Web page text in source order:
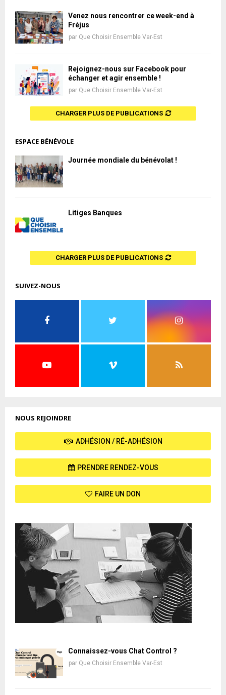
Venez nous rencontrer ce week-end à
Fréjus
par Que Choisir Ensemble Var-Est
Rejoignez-nous sur Facebook pour
échanger et agir ensemble !
par Que Choisir Ensemble Var-Est
CHARGER PLUS DE PUBLICATIONS
ESPACE BÉNÉVOLE
Journée mondiale du bénévolat !
Litiges Banques
CHARGER PLUS DE PUBLICATIONS
SUIVEZ-NOUS
NOUS REJOINDRE
ADHÉSION / RÉ-ADHÉSION
PRENDRE RENDEZ-VOUS
FAIRE UN DON
Connaissez-vous Chat Control ?
par Que Choisir Ensemble Var-Est